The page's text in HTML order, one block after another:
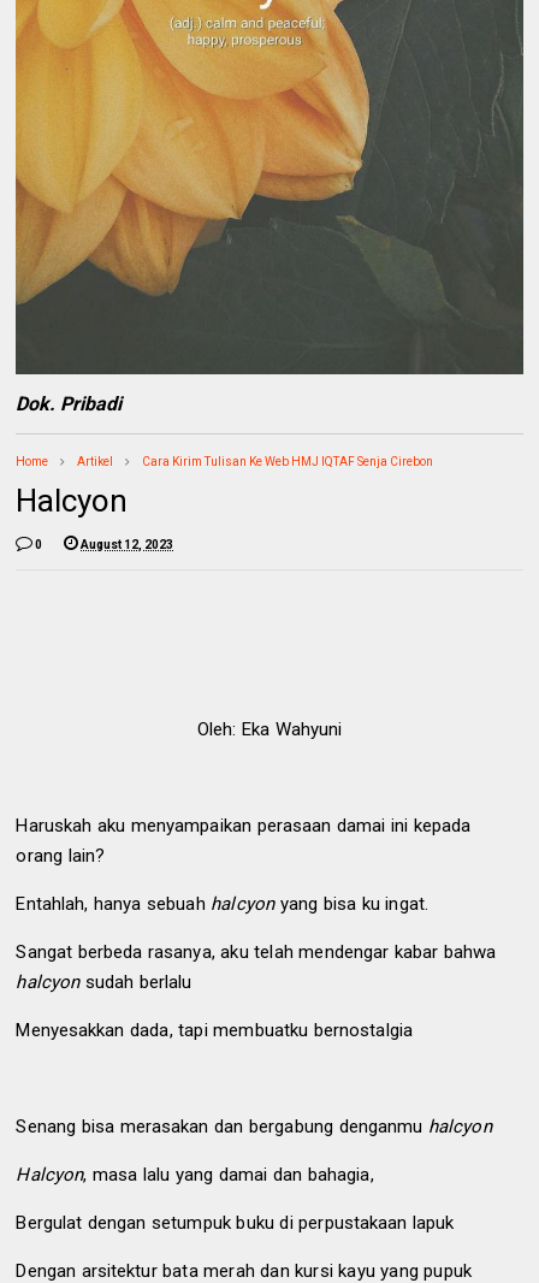
Dok. Pribadi
Home Artikel Cara Kirim Tulisan Ke Web HMJ IQTAF Senja Cirebon
Halcyon
0 August 12, 2023
Oleh: Eka Wahyuni
Haruskah aku menyampaikan perasaan damai ini kepada
orang lain?
Entahlah, hanya sebuah halcyon yang bisa ku ingat.
Sangat berbeda rasanya, aku telah mendengar kabar bahwa
halcyon sudah berlalu
Menyesakkan dada, tapi membuatku bernostalgia
Senang bisa merasakan dan bergabung denganmu halcyon
Halcyon, masa lalu yang damai dan bahagia,
Bergulat dengan setumpuk buku di perpustakaan lapuk
Dengan arsitektur bata merah dan kursi kayu yang pupuk